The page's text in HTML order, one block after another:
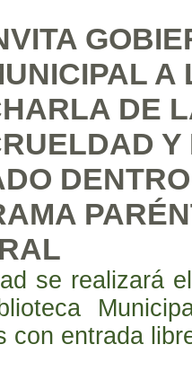
A
DE
Y
se realizará
con entrada